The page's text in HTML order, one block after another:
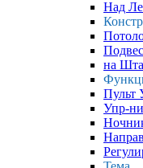
Над
на
Пульт
Упр-